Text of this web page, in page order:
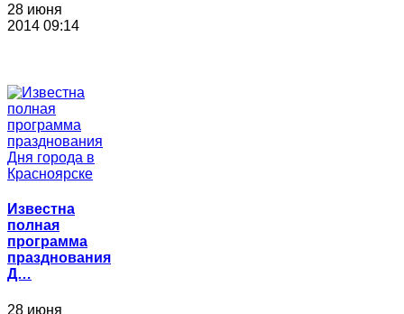
28 июня
2014 09:14
Известна
полная
программа
празднования
Д…
28 июня